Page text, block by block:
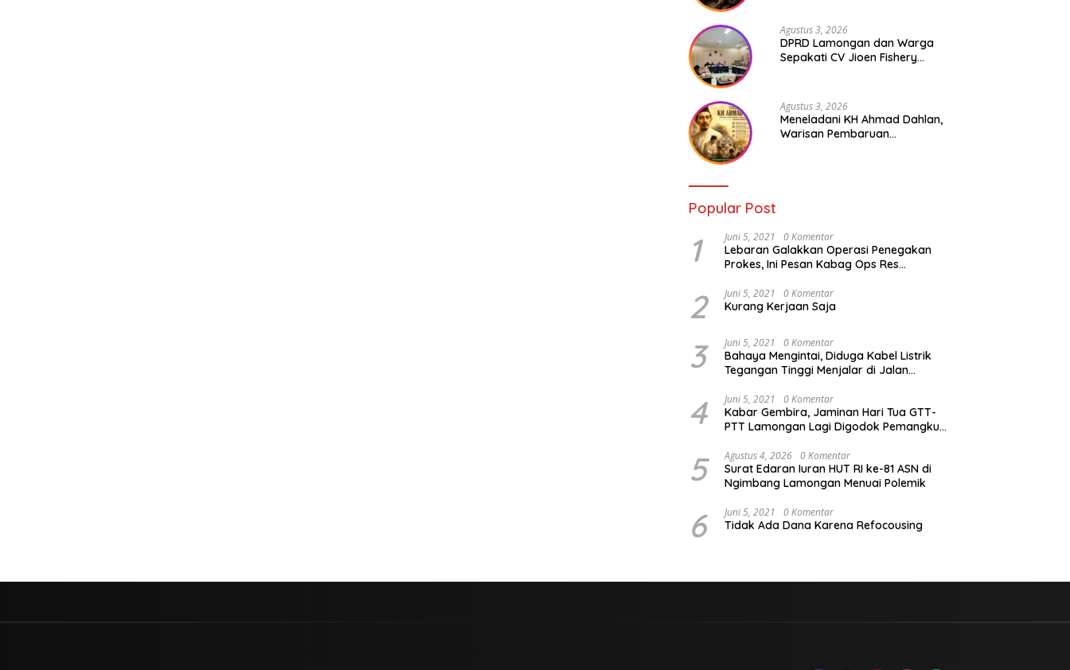
Agustus 3, 2026
DPRD Lamongan dan Warga
Sepakati CV Jioen Fishery
Agustus 3, 2026
Meneladani KH Ahmad Dahlan,
Warisan Pembaruan
Popular Post
1 Juni 5, 2021 0 Komentar
Lebaran Galakkan Operasi Penegakan
Prokes, Ini Pesan Kabag Ops Res
2 Juni 5, 2021 0 Komentar
Kurang Kerjaan Saja
3 Juni 5, 2021 0 Komentar
Bahaya Mengintai, Diduga Kabel Listrik
Tegangan Tinggi Menjalar di Jalan
4 Juni 5, 2021 0 Komentar
Kabar Gembira, Jaminan Hari Tua GTT-
PTT Lamongan Lagi Digodok Pemangku
5 Agustus 4, 2026 0 Komentar
Surat Edaran Iuran HUT RI ke-81 ASN di
Ngimbang Lamongan Menuai Polemik
6 Juni 5, 2021 0 Komentar
Tidak Ada Dana Karena Refocousing